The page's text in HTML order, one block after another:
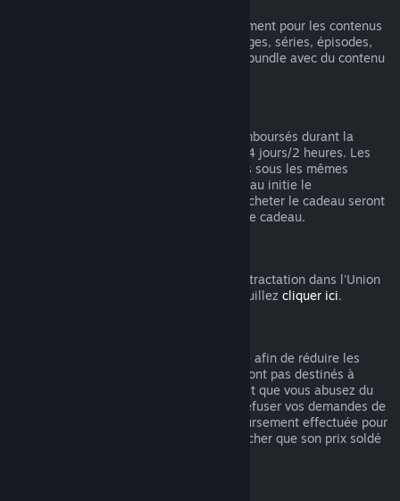
Nous ne pouvons pas offrir de remboursement pour les contenus
vidéo sur Steam (ex. : films, courts-métrages, séries, épisodes,
tutoriels), sauf si la vidéo fait partie d'un bundle avec du contenu
Les cadeaux non activés peuvent être remboursés durant la
période de remboursement standard de 14 jours/2 heures. Les
cadeaux activés pourront être remboursés sous les mêmes
conditions si le ou la destinataire du cadeau initie le
remboursement. Les fonds utilisés pour acheter le cadeau seront
remboursés à celui ou celle qui a acheté le cadeau.
Pour accéder aux modalités du droit de rétractation dans l'Union
Européenne pour les clients de Steam, veuillez cliquer ici.
Les remboursements ont été mis en place afin de réduire les
risques liés à un achat sur Steam. Ils ne sont pas destinés à
obtenir des jeux gratuitement. S'il apparait que vous abusez du
système, nous pourrions être amenés à refuser vos demandes de
remboursement. Une demande de remboursement effectuée pour
un jeu acheté juste avant les soldes plus cher que son prix soldé